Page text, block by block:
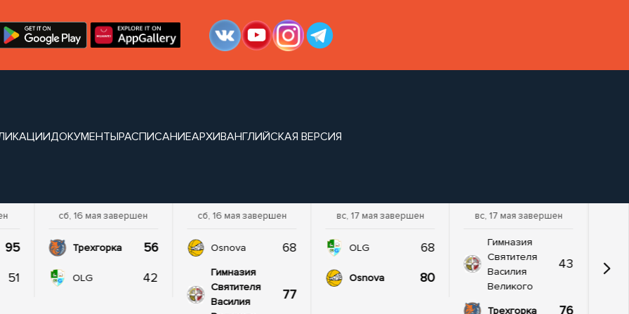
ДОКУМЕНТЫРАСПИСАНИЕАРХИВАНГЛИЙСКАЯ ВЕРСИЯ
95
51
сб, 16 мая завершен
Трехгорка 56
OLG 42
сб, 16 мая завершен
Osnova 68
Гимназия
Святителя
Василия
77
вс, 17 мая завершен
OLG 68
Osnova 80
вс, 17 мая завершен
Гимназия
Святителя
Василия
Великого
43
Трехгорка 76